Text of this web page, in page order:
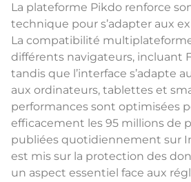
La plateforme Pikdo renforce
technique pour s’adapter aux
La compatibilité
différents navigateurs, incluant
tandis que l’interface s’adapte
aux ordinateurs, tablettes et
performances sont optimisées
efficacement les 95 millions de
publiées quotidiennement sur
est mis sur la protection des
un aspect essentiel face aux